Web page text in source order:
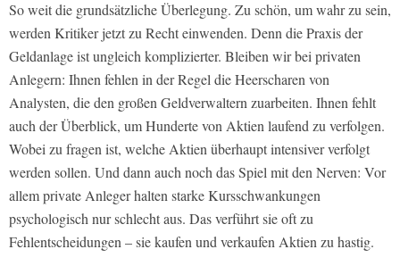
So weit die grundsätzliche Überlegung. Zu schön, um wahr zu sein,
werden Kritiker jetzt zu Recht einwenden. Denn die Praxis der
Geldanlage ist ungleich komplizierter. Bleiben wir bei privaten
Anlegern: Ihnen fehlen in der Regel die Heerscharen von
Analysten, die den großen Geldverwaltern zuarbeiten. Ihnen fehlt
auch der Überblick, um Hunderte von Aktien laufend zu verfolgen.
Wobei zu fragen ist, welche Aktien überhaupt intensiver verfolgt
werden sollen. Und dann auch noch das Spiel mit den Nerven: Vor
allem private Anleger halten starke Kursschwankungen
psychologisch nur schlecht aus. Das verführt sie oft zu
Fehlentscheidungen – sie kaufen und verkaufen Aktien zu hastig.